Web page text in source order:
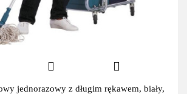
jednorazowy z długim rękawem, biały,